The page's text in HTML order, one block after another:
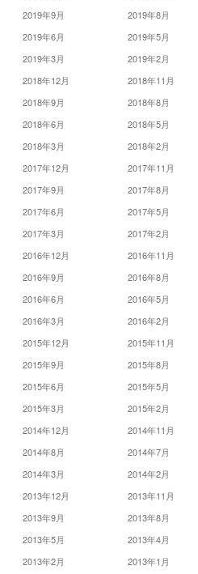
2019年9月
2019年8月
2019年6月
2019年5月
2019年3月
2019年2月
2018年12月
2018年11月
2018年9月
2018年8月
2018年6月
2018年5月
2018年3月
2018年2月
2017年12月
2017年11月
2017年9月
2017年8月
2017年6月
2017年5月
2017年3月
2017年2月
2016年12月
2016年11月
2016年9月
2016年8月
2016年6月
2016年5月
2016年3月
2016年2月
2015年12月
2015年11月
2015年9月
2015年8月
2015年6月
2015年5月
2015年3月
2015年2月
2014年12月
2014年11月
2014年8月
2014年7月
2014年3月
2014年2月
2013年12月
2013年11月
2013年9月
2013年8月
2013年5月
2013年4月
2013年2月
2013年1月